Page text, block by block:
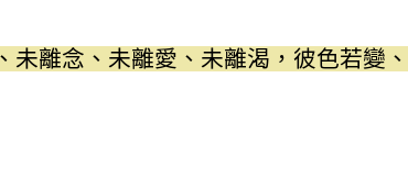
未離念、未離愛、未離渴，彼色若變